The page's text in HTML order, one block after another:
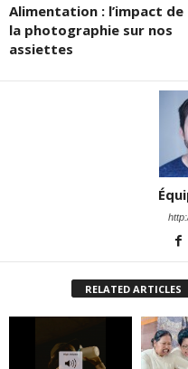
Alimentation : l’impact de
la photographie sur nos
assiettes
RELATED ARTICLES